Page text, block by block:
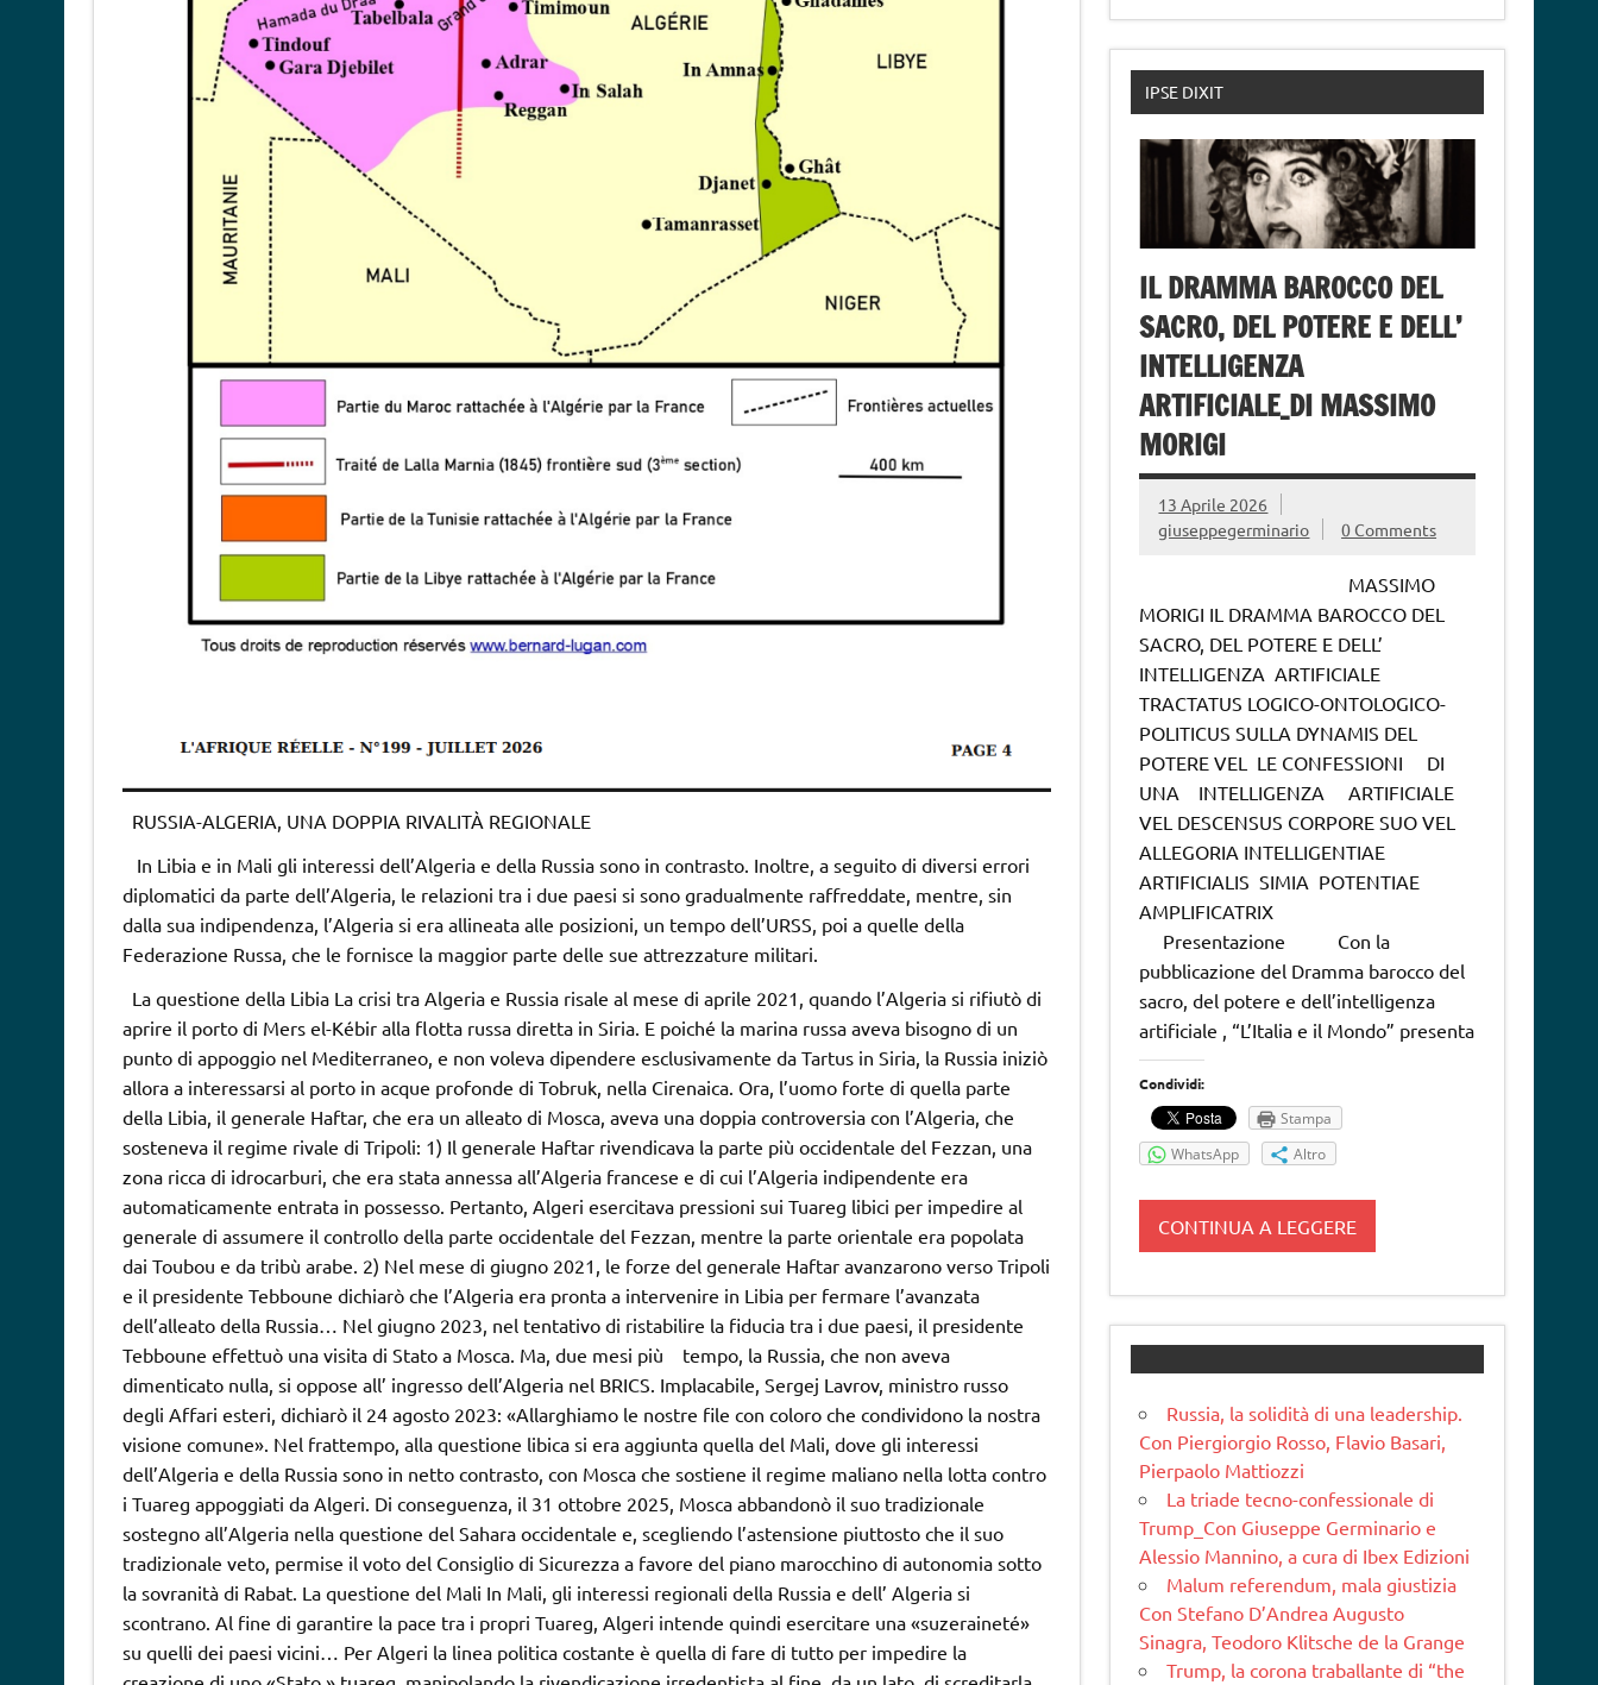
RUSSIA-ALGERIA, UNA DOPPIA RIVALITÀ REGIONALE
In Libia e in Mali gli interessi dell’Algeria e della Russia sono in contrasto. Inoltre, a seguito di diversi errori
diplomatici da parte dell’Algeria, le relazioni tra i due paesi si sono gradualmente raffreddate, mentre, sin
dalla sua indipendenza, l’Algeria si era allineata alle posizioni, un tempo dell’URSS, poi a quelle della
Federazione Russa, che le fornisce la maggior parte delle sue attrezzature militari.
La questione della Libia La crisi tra Algeria e Russia risale al mese di aprile 2021, quando l’Algeria si rifiutò di
aprire il porto di Mers el-Kébir alla flotta russa diretta in Siria. E poiché la marina russa aveva bisogno di un
punto di appoggio nel Mediterraneo, e non voleva dipendere esclusivamente da Tartus in Siria, la Russia iniziò
allora a interessarsi al porto in acque profonde di Tobruk, nella Cirenaica. Ora, l’uomo forte di quella parte
della Libia, il generale Haftar, che era un alleato di Mosca, aveva una doppia controversia con l’Algeria, che
sosteneva il regime rivale di Tripoli: 1) Il generale Haftar rivendicava la parte più occidentale del Fezzan, una
zona ricca di idrocarburi, che era stata annessa all’Algeria francese e di cui l’Algeria indipendente era
automaticamente entrata in possesso. Pertanto, Algeri esercitava pressioni sui Tuareg libici per impedire al
generale di assumere il controllo della parte occidentale del Fezzan, mentre la parte orientale era popolata
dai Toubou e da tribù arabe. 2) Nel mese di giugno 2021, le forze del generale Haftar avanzarono verso Tripoli
e il presidente Tebboune dichiarò che l’Algeria era pronta a intervenire in Libia per fermare l’avanzata
dell’alleato della Russia… Nel giugno 2023, nel tentativo di ristabilire la fiducia tra i due paesi, il presidente
Tebboune effettuò una visita di Stato a Mosca. Ma, due mesi più tempo, la Russia, che non aveva
dimenticato nulla, si oppose all’ ingresso dell’Algeria nel BRICS. Implacabile, Sergej Lavrov, ministro russo
degli Affari esteri, dichiarò il 24 agosto 2023: «Allarghiamo le nostre file con coloro che condividono la nostra
visione comune». Nel frattempo, alla questione libica si era aggiunta quella del Mali, dove gli interessi
dell’Algeria e della Russia sono in netto contrasto, con Mosca che sostiene il regime maliano nella lotta contro
i Tuareg appoggiati da Algeri. Di conseguenza, il 31 ottobre 2025, Mosca abbandonò il suo tradizionale
sostegno all’Algeria nella questione del Sahara occidentale e, scegliendo l’astensione piuttosto che il suo
tradizionale veto, permise il voto del Consiglio di Sicurezza a favore del piano marocchino di autonomia sotto
la sovranità di Rabat. La questione del Mali In Mali, gli interessi regionali della Russia e dell’ Algeria si
scontrano. Al fine di garantire la pace tra i propri Tuareg, Algeri intende quindi esercitare una «suzeraineté»
su quelli dei paesi vicini… Per Algeri la linea politica costante è quella di fare di tutto per impedire la
IPSE DIXIT
IL DRAMMA BAROCCO DEL
SACRO, DEL POTERE E DELL’
INTELLIGENZA
ARTIFICIALE_DI MASSIMO
MORIGI
13 Aprile 2026
giuseppegerminario
0 Comments
MASSIMO
MORIGI IL DRAMMA BAROCCO DEL
SACRO, DEL POTERE E DELL’
INTELLIGENZA ARTIFICIALE
TRACTATUS LOGICO-ONTOLOGICO-
POLITICUS SULLA DYNAMIS DEL
POTERE VEL LE CONFESSIONI DI
UNA INTELLIGENZA ARTIFICIALE
VEL DESCENSUS CORPORE SUO VEL
ALLEGORIA INTELLIGENTIAE
ARTIFICIALIS SIMIA POTENTIAE
AMPLIFICATRIX
Presentazione Con la
pubblicazione del Dramma barocco del
sacro, del potere e dell’intelligenza
artificiale , “L’Italia e il Mondo” presenta
Condividi:
Stampa
WhatsApp
Altro
CONTINUA A LEGGERE
Russia, la solidità di una leadership.
Con Piergiorgio Rosso, Flavio Basari,
Pierpaolo Mattiozzi
La triade tecno-confessionale di
Trump_Con Giuseppe Germinario e
Alessio Mannino, a cura di Ibex Edizioni
Malum referendum, mala giustizia
Con Stefano D’Andrea Augusto
Sinagra, Teodoro Klitsche de la Grange
Trump, la corona traballante di “the